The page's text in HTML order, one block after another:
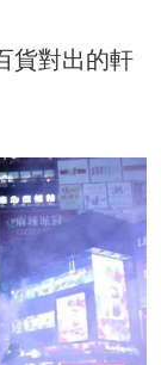
貨對出的軒